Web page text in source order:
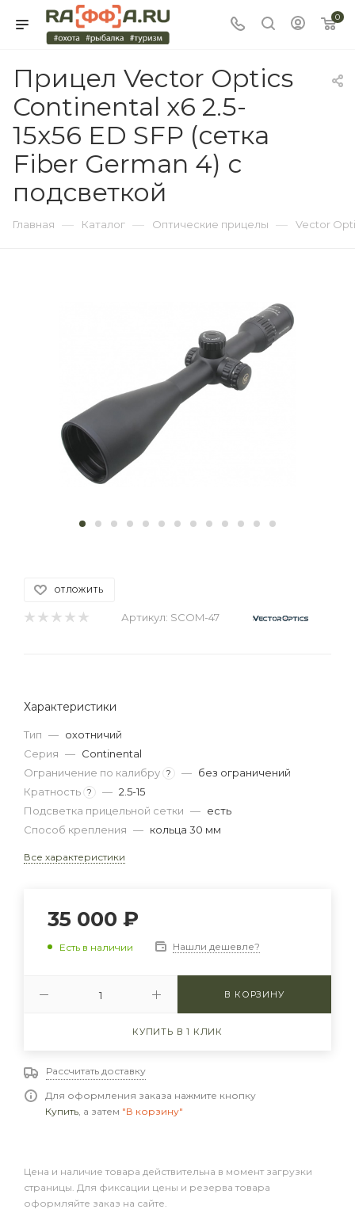
0
Прицел Vector Optics
Continental x6 2.5-
15x56 ED SFP (сетка
Fiber German 4) с
подсветкой
Главная — Каталог — Оптические прицелы — Vector
ОТЛОЖИТЬ
Артикул: SCOM-47
Характеристики
Тип — охотничий
Серия — Continental
Ограничение по калибру ? — без ограничений
Кратность ? — 2.5-15
Подсветка прицельной сетки — есть
Способ крепления — кольца 30 мм
Все характеристики
35 000 ₽
Есть в наличии Нашли дешевле?
В КОРЗИНУ
КУПИТЬ В 1 КЛИК
Рассчитать доставку
Для оформления заказа нажмите кнопку
Купить, а затем "В корзину"
Цена и наличие товара действительна в момент загрузки
страницы. Для фиксации цены и резерва товара
оформляйте заказ на сайте.